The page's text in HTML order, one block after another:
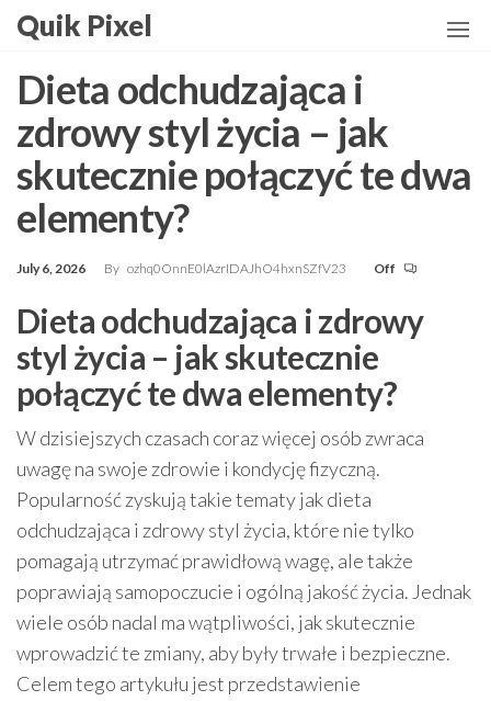
Skip
the
content
Quik Pixel
Dieta odchudzająca i
zdrowy styl życia – jak
skutecznie połączyć te dwa
elementy?
July 6, 2026 By ozhq0OnnE0lAzrIDAJhO4hxnSZfV23 Off
Dieta odchudzająca i zdrowy
styl życia – jak skutecznie
połączyć te dwa elementy?
W dzisiejszych czasach coraz więcej osób zwraca
uwagę na swoje zdrowie i kondycję fizyczną.
Popularność zyskują takie tematy jak dieta
odchudzająca i zdrowy styl życia, które nie tylko
pomagają utrzymać prawidłową wagę, ale także
poprawiają samopoczucie i ogólną jakość życia. Jednak
wiele osób nadal ma wątpliwości, jak skutecznie
wprowadzić te zmiany, aby były trwałe i bezpieczne.
Celem tego artykułu jest przedstawienie